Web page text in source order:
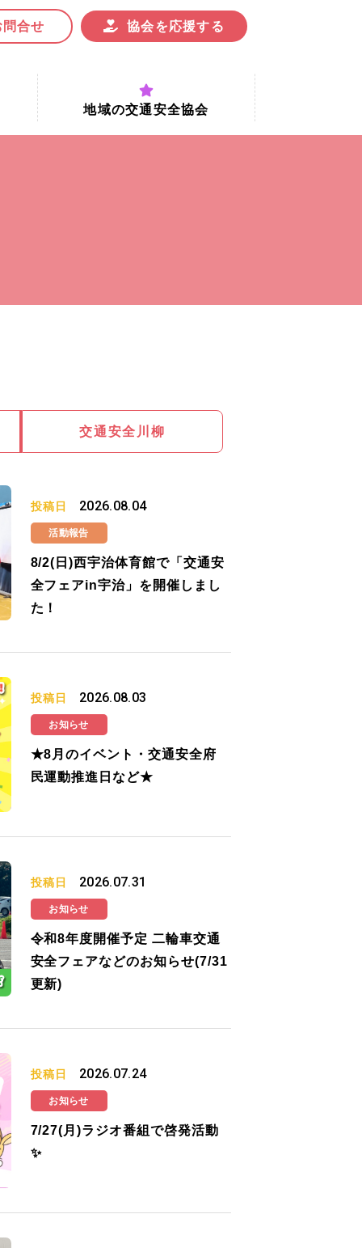
問合せ 協会を応援する
時間
地域の交通安全協会
交通安全川柳
投稿日 2026.08.04
活動報告
8/2(日)西宇治体育館で「交通安
全フェアin宇治」を開催しまし
た！
投稿日 2026.08.03
お知らせ
★8月のイベント・交通安全府
民運動推進日など★
投稿日 2026.07.31
お知らせ
令和8年度開催予定 二輪車交通
安全フェアなどのお知らせ(7/31
更新)
投稿日 2026.07.24
お知らせ
7/27(月)ラジオ番組で啓発活動
✨